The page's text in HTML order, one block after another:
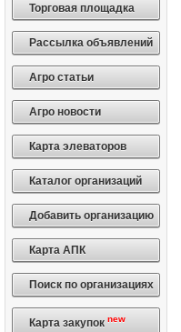
Торговая площадка
Рассылка объявлений
Агро статьи
Агро новости
Карта элеваторов
Каталог организаций
Добавить организацию
Карта АПК
Поиск по организациях
Карта закупок new